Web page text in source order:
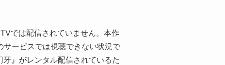
では配信されていません。本作
ービスでは視聴できない状況で
』がレンタル配信されているた